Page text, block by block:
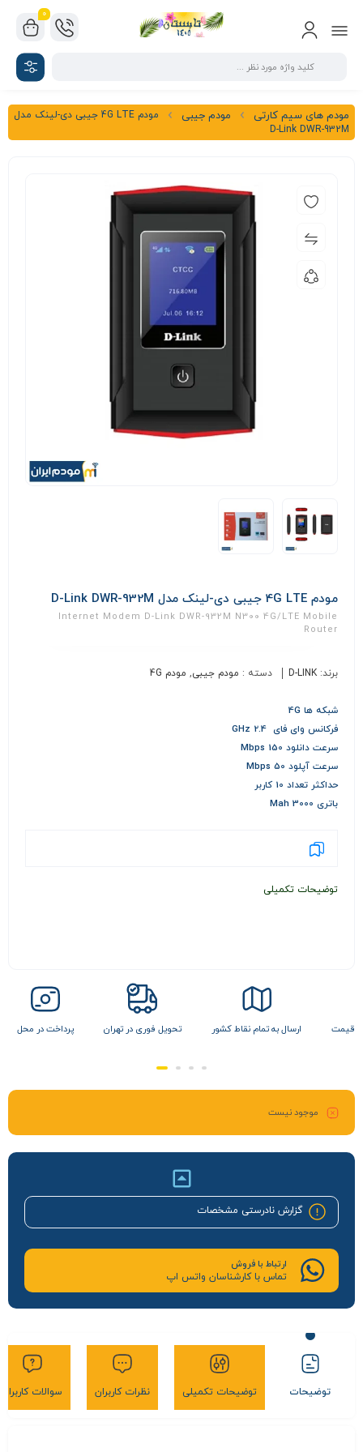
0
مودم های سیم کارتی مودم جیبی
مودم 4G LTE جیبی دی-لینک مدل
D-Link DWR-932M
مودم 4G LTE جیبی دی-لینک مدل D-Link DWR-932M
Internet Modem D-Link DWR-932M N300 4G/LTE Mobile
Router
برند: D-LINK دسته : مودم جیبی, مودم 4G
شبکه ها 4G
فرکانس وای فای 2.4 GHz
سرعت دانلود 150 Mbps
سرعت آپلود 50 Mbps
حداکثر تعداد 10 کاربر
باتری 3000 Mah
توضیحات تکمیلی
نقاط کشور تحویل فوری در تهران پرداخت در محل تضمین بهترین قیمت
موجود نیست
گزارش نادرستی مشخصات
ارتباط با فروش
تماس با کارشناسان واتس اپ
توضیحات توضیحات تکمیلی نظرات کاربران سوالات کاربران